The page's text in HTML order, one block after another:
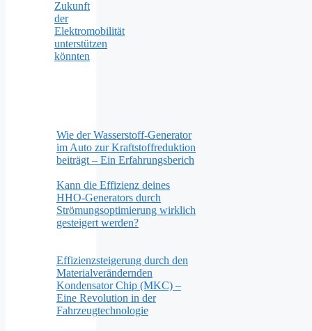
Zukunft
der
Elektromobilität
unterstützen
könnten
Wie der Wasserstoff-Generator
im Auto zur Kraftstoffreduktion
beiträgt – Ein Erfahrungsberich
Kann die Effizienz deines
HHO-Generators durch
Strömungsoptimierung wirklich
gesteigert werden?
Effizienzsteigerung durch den
Materialverändernden
Kondensator Chip (MKC) –
Eine Revolution in der
Fahrzeugtechnologie